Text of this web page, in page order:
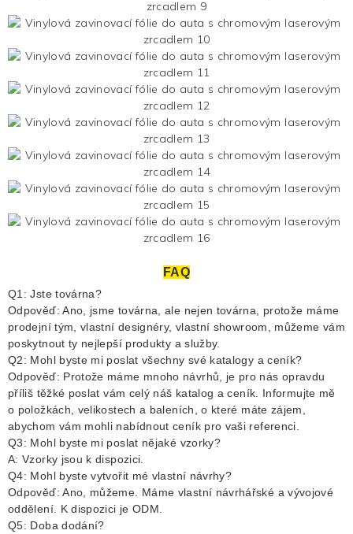
FAQ
Q1: Jste továrna?
Odpověď: Ano, jsme továrna, ale nejen továrna, protože máme
prodejní tým, vlastní designéry, vlastní showroom, můžeme vám
poskytnout ty nejlepší produkty a služby.
Q2: Mohl byste mi poslat všechny své katalogy a ceník?
Odpověď: Protože máme mnoho návrhů, je pro nás opravdu
příliš těžké poslat vám celý náš katalog a ceník. Informujte mě
o položkách, velikostech a baleních, o které máte zájem,
abychom vám mohli nabídnout ceník pro vaši referenci.
Q3: Mohl byste mi poslat nějaké vzorky?
A: Vzorky jsou k dispozici.
Q4: Mohl byste vytvořit mé vlastní návrhy?
Odpověď: Ano, můžeme. Máme vlastní návrhářské a vývojové
oddělení. K dispozici je ODM.
Q5: Doba dodání?